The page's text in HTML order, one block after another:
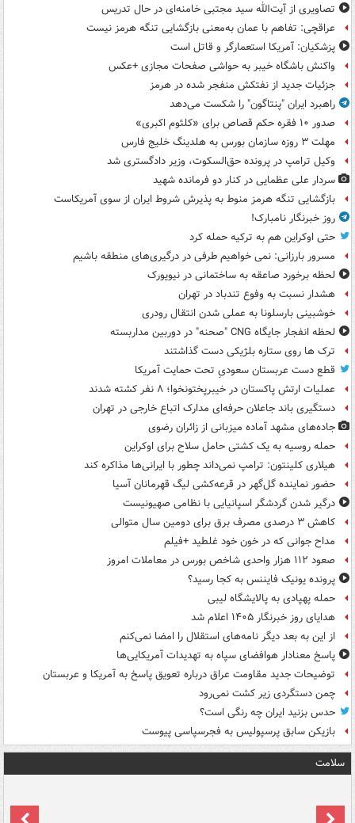
تصاویری از آیت‌الله سید مجتبی خامنه‌ای در حال تدریس
عراقچی: تفاهم با عمان به‌معنی بازگشایی تنگه هرمز نیست
پزشکیان: آمریکا استعمارگر و قاتل است
واکنش باشگاه خیبر به حواشی صفحات مجازی +عکس
جزئیات جدید از نفتکش منفجر شده در هرمز
راهبرد ایران "پنتاگون" را شکست می‌دهد
صدور ۱۰ فقره حکم قصاص برای «کلثوم اکبری»
مهلت ۳ روزه سازمان بورس به هلدینگ خلیج فارس
وکیل ترامپ در پرونده حق‌السکوت، وزیر دادگستری شد
سردار علی عظمایی در کنار دو فرمانده شهید
بازگشایی تنگه هرمز منوط به پذیرش شروط ایران از سوی آمریکاست
روز خبرنگار نامبارک!
حتی اوکراین هم به ترکیه حمله کرد
مسرور بارزانی: نمی خواهیم طرفی در درگیری‌های منطقه باشیم
لحظه برخورد صاعقه به ساختمانی در نیویورک
هشدار نسبت به وفوع تندباد در تهران
خوشبینی بارسلونا به عملی شدن انتقال رودری
لحظه انفجار جایگاه CNG "صحنه" در دوربین مداربسته
ترک ها روی ستاره بلژیکی دست گذاشتند
قطع دست عربستان سعودیِ تحت حمایت آمریکا
عملیات ارتش پاکستان در خیبرپختونخوا؛ ۸ نفر کشته شدند
دستگیری باند جاعلان حرفه‌ای مدارک اتباع خارجی در تهران
جاده‌های مشهد آماده میزبانی از زائران رضوی
حمله روسیه به یک کشتی حامل سلاح برای اوکراین
هیلاری کلینتون: ترامپ نمی‌داند چطور با ایرانی‌ها مذاکره کند
حضور نماینده گل‌گهر در قرعه‌کشی لیگ قهرمانان آسیا
درگیر شدن گردشگر اسپانیایی با نظامی صهیونیست
کاهش ۳ درصدی مصرف برق برای دومین سال متوالی
مداح جوانی که در خون خود غلطید +فیلم
صعود ۱۱۲ هزار واحدی شاخص بورس در معاملات امروز
پرونده یونیک فایننس به کجا رسید؟
حمله پهپادی به پالایشگاه لیبی
هدایای روز خبرنگار ۱۴۰۵ اعلام شد
از این به بعد دیگر نامه‌های استقلال را امضا نمی‌کنم
پاسخ معنادار هوافضای سپاه به تهدیدات آمریکایی‌ها
توضیحات جدید مقاومت عراق درباره تعویق پاسخ به آمریکا و عربستان
چمن دستگردی زیر کشت نمی‌رود
حدس بزنید ایران چه رنگی است؟
بازیکن سابق پرسپولیس به فجرسپاسی پیوست
سلامت